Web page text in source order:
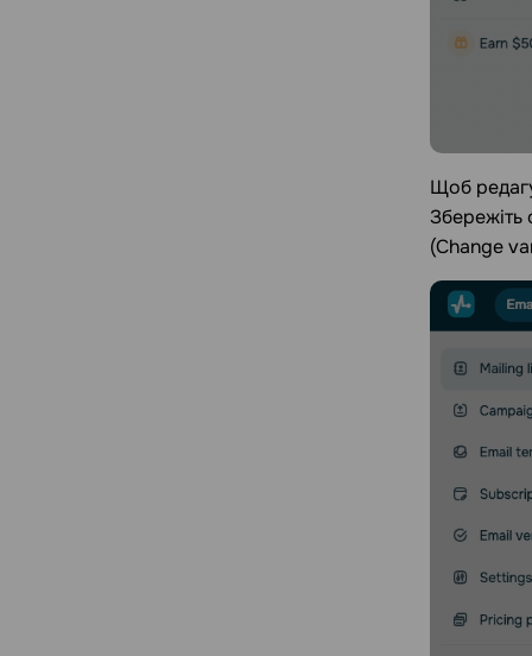
Щоб
Збережіть
(Change